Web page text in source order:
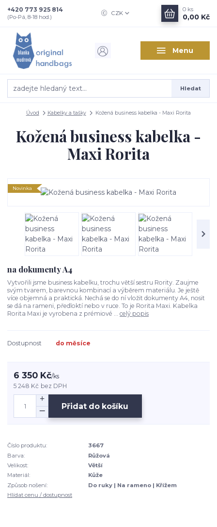
Menu
CZK
Hledat
+420 773 925 814
(Po-Pá, 8-18 hod.)
0 ks
0,00 Kč
Úvod Kabelky a tašky Kožená business kabelka - Maxi Rorita
Kožená business kabelka -
Maxi Rorita
Novinka
na dokumenty A4
Vytvořili jsme business kabelku, trochu větší sestru Rority. Zaujme
svým tvarem, barevnou kombinací a výběrem materiálu. Je ještě
více objemná a praktická. Nechá se do ní vložit dokumenty A4, nosit
se dá na rameni, předloktí nebo v ruce. To je Rorita Maxi. Kabelka
Rorita Maxi je vyrobena z prémiové ... celý popis
Dostupnost do měsíce
6 350 Kč/ks
5 248 Kč bez DPH
Přidat do košíku
Číslo produktu:
3667
Barva:
Růžová
Velikost:
Větší
Materiál:
Kůže
Způsob nošení:
Do ruky | Na rameno | Křížem
Hlídat cenu / dostupnost